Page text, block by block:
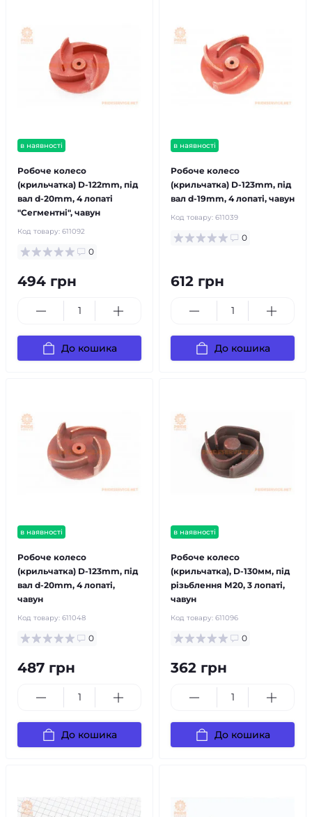
в наявності
Робоче колесо
(крильчатка) D-122mm, під
вал d-20mm, 4 лопаті
"Сегментні", чавун
Код товару: 611092
0
494 грн
До кошика
в наявності
Робоче колесо
(крильчатка) D-123mm, під
вал d-19mm, 4 лопаті, чавун
Код товару: 611039
0
612 грн
До кошика
в наявності
Робоче колесо
(крильчатка) D-123mm, під
вал d-20mm, 4 лопаті,
чавун
Код товару: 611048
0
487 грн
До кошика
в наявності
Робоче колесо
(крильчатка), D-130мм, під
різьблення М20, 3 лопаті,
чавун
Код товару: 611096
0
362 грн
До кошика